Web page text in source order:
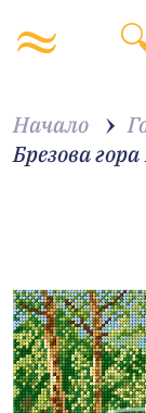
Начало
Брезова